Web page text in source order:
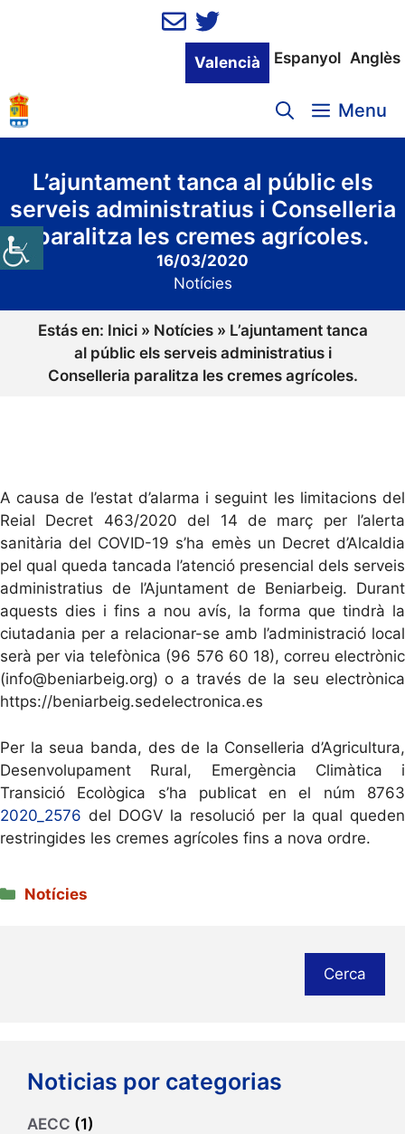
Valencià Espanyol Anglès
Menu
L’ajuntament tanca al públic els
serveis administratius i Conselleria
paralitza les cremes agrícoles.
16/03/2020
Notícies
Estás en: Inici» Notícies» L’ajuntament tanca
al públic els serveis administratius i
Conselleria paralitza les cremes agrícoles.
A causa de l’estat d’alarma i seguint les limitacions del
Reial Decret 463/2020 del 14 de març per l’alerta
sanitària del COVID-19 s’ha emès un Decret d’Alcaldia
pel qual queda tancada l’atenció presencial dels serveis
administratius de l’Ajuntament de Beniarbeig. Durant
aquests dies i fins a nou avís, la forma que tindrà la
ciutadania per a relacionar-se amb l’administració local
serà per via telefònica (96 576 60 18), correu electrònic
(info@beniarbeig.org) o a través de la seu electrònica
https://beniarbeig.sedelectronica.es
Per la seua banda, des de la Conselleria d’Agricultura,
Desenvolupament Rural, Emergència Climàtica i
Transició Ecològica s’ha publicat en el núm 8763
2020_2576 del DOGV la resolució per la qual queden
restringides les cremes agrícoles fins a nova ordre.
Categories
Notícies
Cerca
Noticias por categorias
AECC (1)